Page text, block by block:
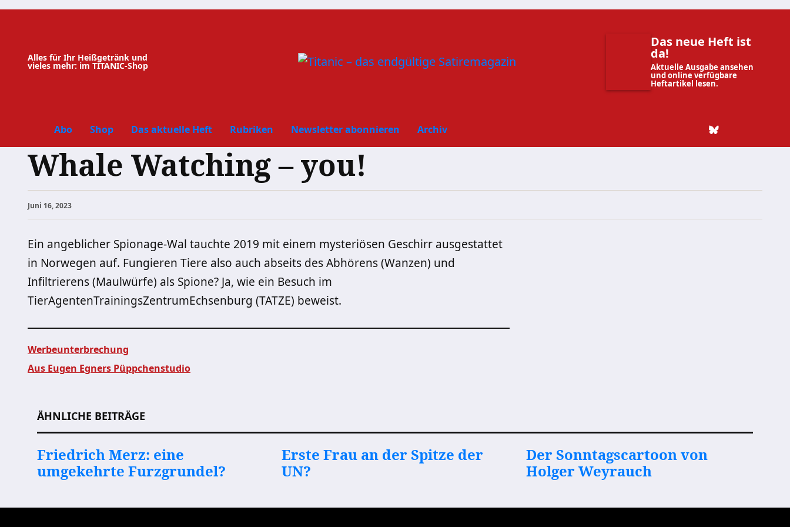
Zum
Alles für Ihr Heißgetränk und
vieles mehr: im TITANIC-Shop
Das neue Heft ist
da!
Aktuelle Ausgabe ansehen
und online verfügbare
Heftartikel lesen.
Abo Shop Das aktuelle Heft Rubriken Newsletter abonnieren Archiv
Whale Watching – you!
Juni 16, 2023
Ein angeblicher Spionage-Wal tauchte 2019 mit einem mysteriösen Geschirr ausgestattet
in Norwegen auf. Fungieren Tiere also auch abseits des Abhörens (Wanzen) und
Infiltrierens (Maulwürfe) als Spione? Ja, wie ein Besuch im
TierAgentenTrainingsZentrumEchsenburg (TATZE) beweist.
Werbeunterbrechung
Aus Eugen Egners Püppchenstudio
ÄHNLICHE BEITRÄGE
Friedrich Merz: eine
umgekehrte Furzgrundel?
Erste Frau an der Spitze der
UN?
Der Sonntagscartoon von
Holger Weyrauch